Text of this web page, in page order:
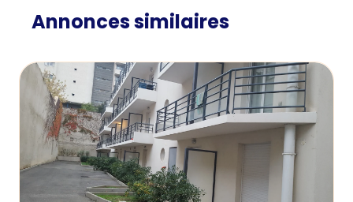
Annonces similaires